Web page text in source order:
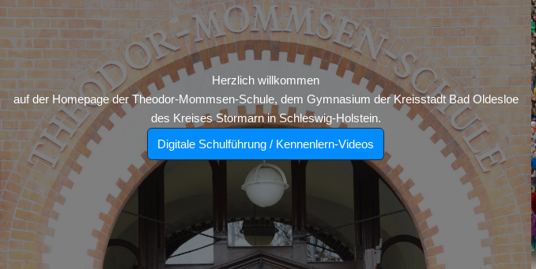
Herzlich willkommen
auf der Homepage der Theodor-Mommsen-Schule, dem Gymnasium der Kreisstadt Bad Oldesloe
des Kreises Stormarn in Schleswig-Holstein.
Digitale Schulführung / Kennenlern-Videos